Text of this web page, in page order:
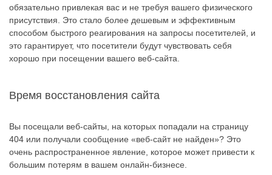
обязательно привлекая вас и не требуя вашего физического
присутствия. Это стало более дешевым и эффективным
способом быстрого реагирования на запросы посетителей, и
это гарантирует, что посетители будут чувствовать себя
хорошо при посещении вашего веб-сайта.
Время восстановления сайта
Вы посещали веб-сайты, на которых попадали на страницу
404 или получали сообщение «веб-сайт не найден»? Это
очень распространенное явление, которое может привести к
большим потерям в вашем онлайн-бизнесе.